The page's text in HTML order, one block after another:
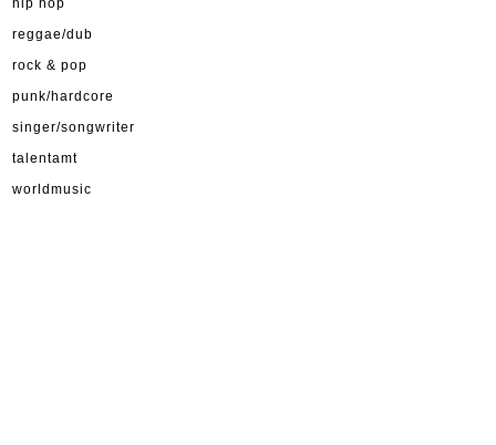
hip hop
reggae/dub
rock & pop
punk/hardcore
singer/songwriter
talentamt
worldmusic